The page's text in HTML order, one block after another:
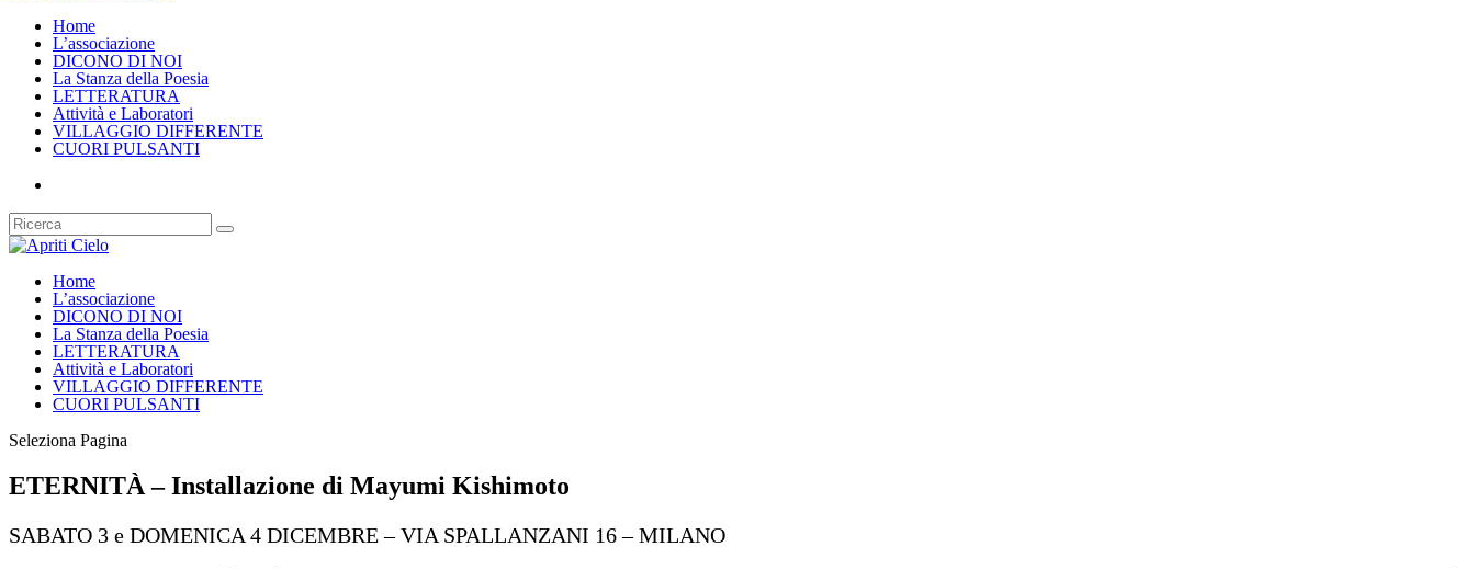
Home
L’associazione
DICONO DI NOI
La Stanza della Poesia
LETTERATURA
Attività e Laboratori
VILLAGGIO DIFFERENTE
CUORI PULSANTI
Home
L’associazione
DICONO DI NOI
La Stanza della Poesia
LETTERATURA
Attività e Laboratori
VILLAGGIO DIFFERENTE
CUORI PULSANTI
Seleziona Pagina
ETERNITÀ – Installazione di Mayumi Kishimoto
SABATO 3 e DOMENICA 4 DICEMBRE – VIA SPALLANZANI 16 – MILANO